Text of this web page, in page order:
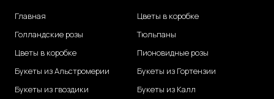
Главная
Голландские розы
Цветы в коробке
Букеты из Альстромерии
Букеты из гвоздики
Цветы в коробке
Тюльпаны
Пионовидные розы
Букеты из Гортензии
Букеты из Калл